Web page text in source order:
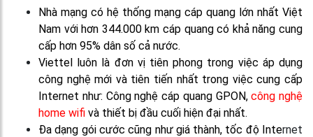
Nhà mạng có hệ thống mạng cáp quang lớn nhất Việt
Nam với hơn 344.000 km cáp quang có khả năng cung
cấp hơn 95% dân số cả nước.
Viettel luôn là đơn vị tiên phong trong việc áp dụng
công nghệ mới và tiên tiến nhất trong việc cung cấp
Internet như: Công nghệ cáp quang GPON,công nghệ
home wifi và thiết bị đầu cuối hiện đại nhất.
Đa dạng gói cước cũng như giá thành, tốc độ Internet